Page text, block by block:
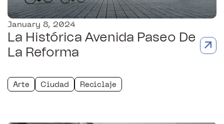
January 8, 2024
La Histórica Avenida Paseo De
La Reforma
Arte Ciudad Reciclaje